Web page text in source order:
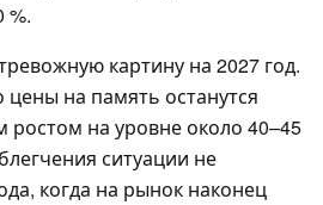
%.
картину на 2027 год.
цены на память останутся
ростом на уровне около 40–45
ситуации не
когда на рынок наконец